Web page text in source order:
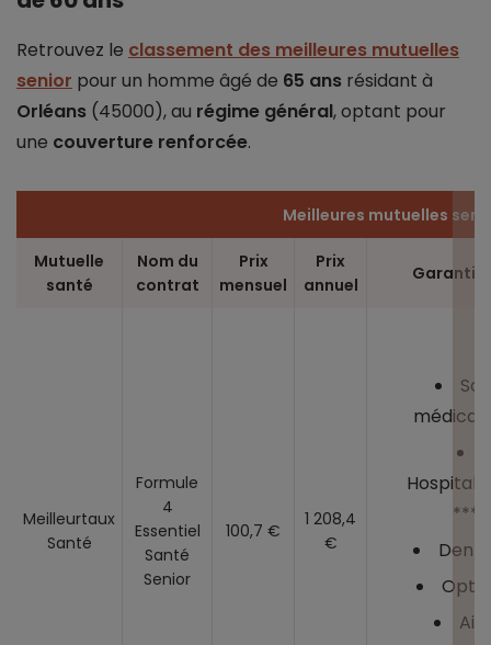
Retrouvez le classement des meilleures mutuelles
senior pour un homme âgé de 65 ans résidant à
Orléans (45000), au régime général, optant pour
une couverture renforcée.
Meilleures mutuelles
Mutuelle
santé
Nom du
contrat
Prix
mensuel
Prix
annuel
Meilleurtaux
Santé
Formule
4
Essentiel
Santé
Senior
100,7 €
1 208,4
€
****